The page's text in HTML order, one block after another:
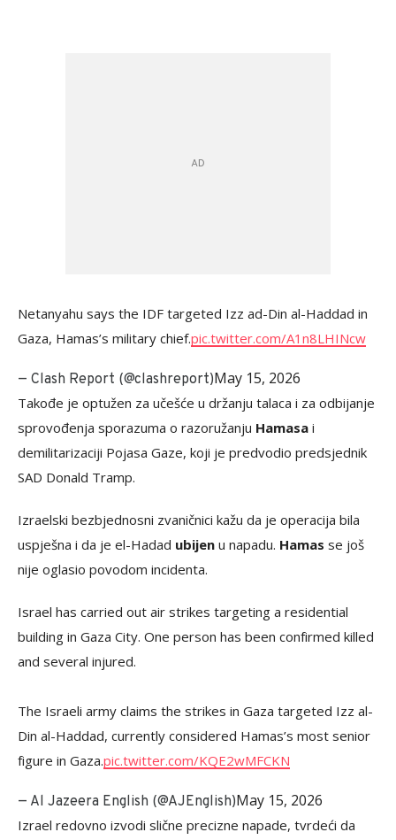
Netanyahu says the IDF targeted Izz ad-Din al-Haddad in
Gaza, Hamas’s military chief.pic.twitter.com/A1n8LHINcw
— Clash Report (@clashreport)May 15, 2026
Takođe je optužen za učešće u držanju talaca i za odbijanje
sprovođenja sporazuma o razoružanju Hamasa i
demilitarizaciji Pojasa Gaze, koji je predvodio predsjednik
SAD Donald Tramp.
Izraelski bezbjednosni zvaničnici kažu da je operacija bila
uspješna i da je el-Hadad ubijen u napadu. Hamas se još
nije oglasio povodom incidenta.
Israel has carried out air strikes targeting a residential
building in Gaza City. One person has been confirmed killed
and several injured.
The Israeli army claims the strikes in Gaza targeted Izz al-
Din al-Haddad, currently considered Hamas’s most senior
figure in Gaza.pic.twitter.com/KQE2wMFCKN
— Al Jazeera English (@AJEnglish)May 15, 2026
Izrael redovno izvodi slične precizne napade, tvrdeći da